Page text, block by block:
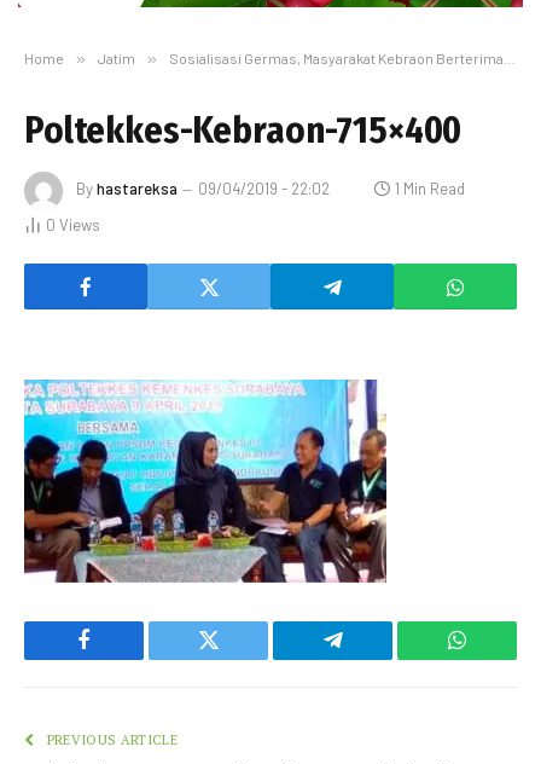
Home » Jatim » Sosialisasi Germas, Masyarakat Kebraon Berterimakasih Kepada Dra Lucy Kurniasari
Poltekkes-Kebraon-715×400
Byhastareksa 09/04/2019 - 22:02
1 Min Read
0 Views
Facebook Twitter Telegram
PREVIOUS ARTICLE